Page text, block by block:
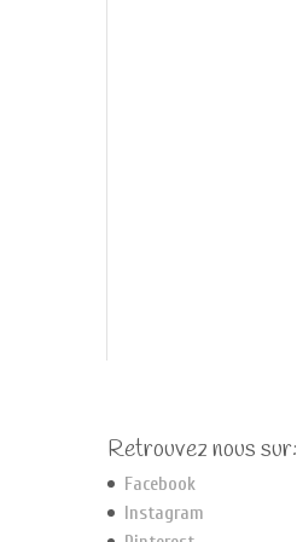
Retrouvez nous sur:
Facebook
Instagram